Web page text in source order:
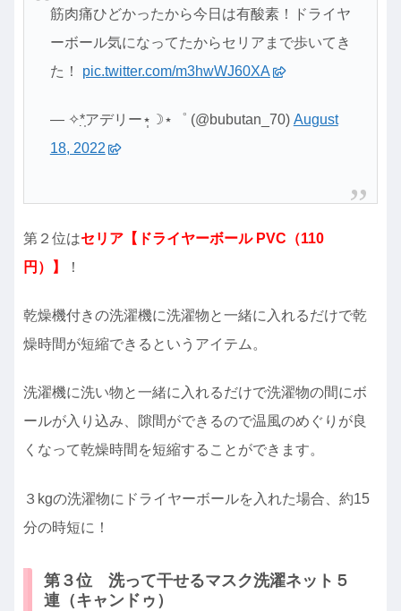
筋肉痛ひどかったから今日は有酸素！ドライヤ
ーボール気になってたからセリアまで歩いてき
た！ pic.twitter.com/m3hwWJ60XA
— ✧*̣̩アデリー⋆̩☽⋆゜ (@bubutan_70) August
18, 2022
第２位はセリア【ドライヤーボール PVC（110
円）】
！
乾燥機付きの洗濯機に洗濯物と一緒に入れるだけで乾
燥時間が短縮できるというアイテム。
洗濯機に洗い物と一緒に入れるだけで洗濯物の間にボ
ールが入り込み、隙間ができるので温風のめぐりが良
くなって乾燥時間を短縮することができます。
３kgの洗濯物にドライヤーボールを入れた場合、約15
分の時短に！
第３位 洗って干せるマスク洗濯ネット５
連（キャンドゥ）